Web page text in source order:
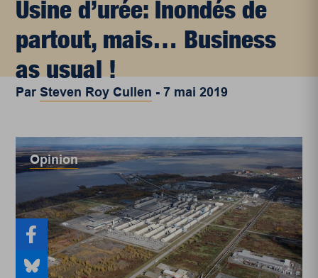
Usine d’urée: Inondés de
partout, mais… Business
as usual !
ParSteven Roy Cullen -7 mai 2019
Opinion